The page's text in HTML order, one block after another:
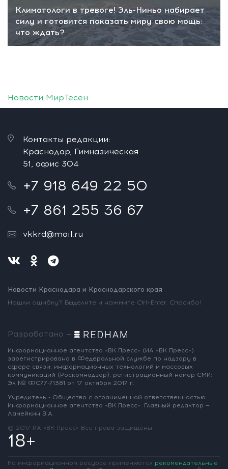
Климатологи в тревоге! Эль-Ниньо набирает
силу и готовится показать миру свою мощь:
что ждать?
Новости МирТесен
Контакты редакции:
Краснодар, Гимназическая
51, офис 304
+7 918 649 22 50
+7 861 255 36 67
vkkrd@mail.ru
Новости Краснодара и Краснодарского края
Нашли ошибку? Выделите и нажмите Ctrl+Enter. Спасибо!
Разработано —
Информационное агентство «ВК Пресс» (ИА «ВК Пресс»)
зарегистрировано в Федеральной службе по надзору в
сфере связи, информационных технологий и массовых
коммуникаций (Роскомнадзор), регистрационный номер СМИ:
Эл № ФС77-71381 от 17 октября 2017 г.
Учредитель - Общество с ограниченной ответственностью
Информационное агентство «ВК Пресс». Главный редактор —
Ламейкин В.А.
@ 2017 ИА «ВК Пресс» Все права защищены
18+
На информационном ресурсе применяются рекомендательные